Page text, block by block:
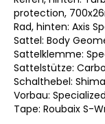
protection,
Rad, hinten: Axis
Sattel: Body
Sattelklemme:
Sattelstütze:
Schalthebel:
Vorbau:
Tape: Roubaix S-